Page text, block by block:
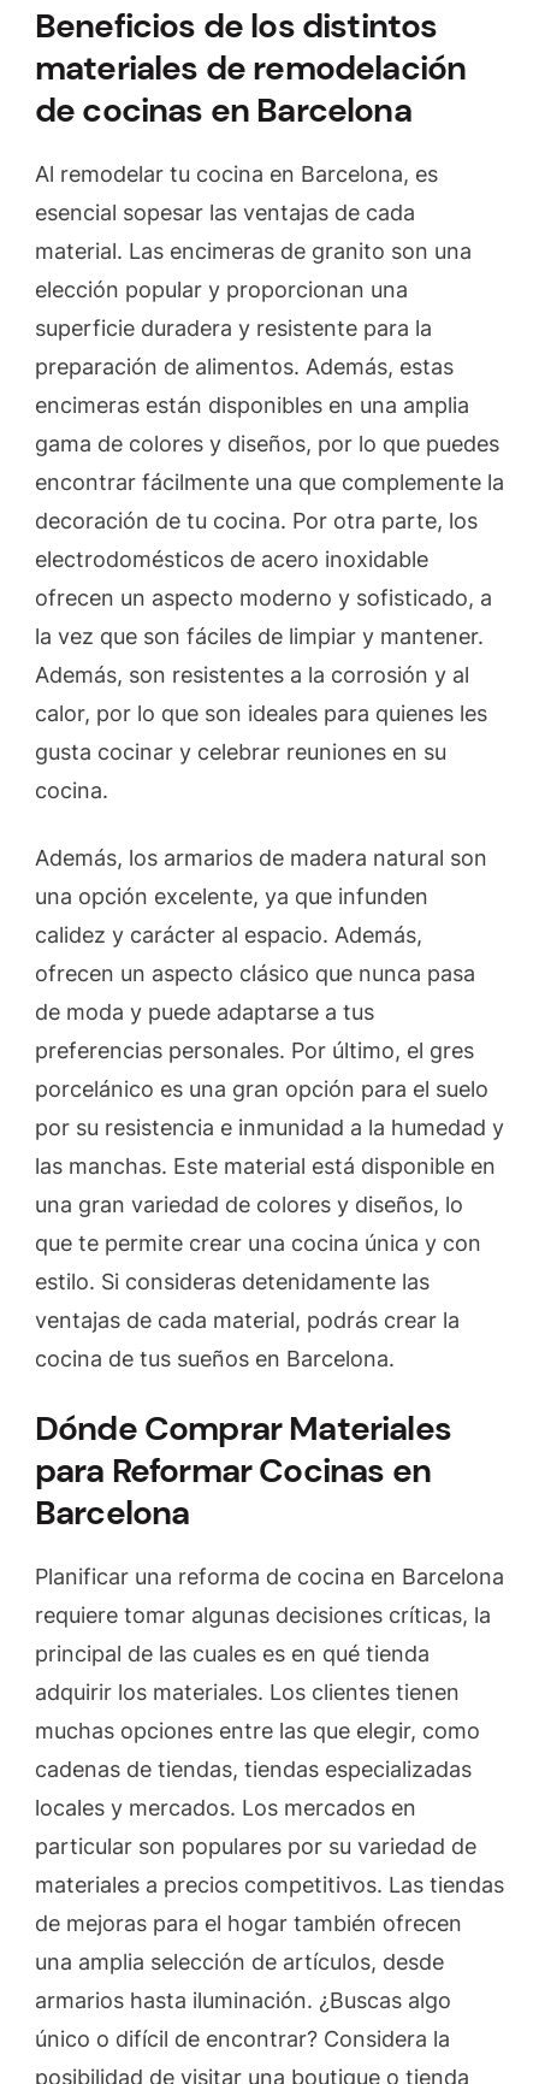
Beneficios de los distintos
materiales de remodelación
de cocinas en Barcelona
Al remodelar tu cocina en Barcelona, es
esencial sopesar las ventajas de cada
material. Las encimeras de granito son una
elección popular y proporcionan una
superficie duradera y resistente para la
preparación de alimentos. Además, estas
encimeras están disponibles en una amplia
gama de colores y diseños, por lo que puedes
encontrar fácilmente una que complemente la
decoración de tu cocina. Por otra parte, los
electrodomésticos de acero inoxidable
ofrecen un aspecto moderno y sofisticado, a
la vez que son fáciles de limpiar y mantener.
Además, son resistentes a la corrosión y al
calor, por lo que son ideales para quienes les
gusta cocinar y celebrar reuniones en su
cocina.
Además, los armarios de madera natural son
una opción excelente, ya que infunden
calidez y carácter al espacio. Además,
ofrecen un aspecto clásico que nunca pasa
de moda y puede adaptarse a tus
preferencias personales. Por último, el gres
porcelánico es una gran opción para el suelo
por su resistencia e inmunidad a la humedad y
las manchas. Este material está disponible en
una gran variedad de colores y diseños, lo
que te permite crear una cocina única y con
estilo. Si consideras detenidamente las
ventajas de cada material, podrás crear la
cocina de tus sueños en Barcelona.
Dónde Comprar Materiales
para Reformar Cocinas en
Barcelona
Planificar una reforma de cocina en Barcelona
requiere tomar algunas decisiones críticas, la
principal de las cuales es en qué tienda
adquirir los materiales. Los clientes tienen
muchas opciones entre las que elegir, como
cadenas de tiendas, tiendas especializadas
locales y mercados. Los mercados en
particular son populares por su variedad de
materiales a precios competitivos. Las tiendas
de mejoras para el hogar también ofrecen
una amplia selección de artículos, desde
armarios hasta iluminación. ¿Buscas algo
único o difícil de encontrar? Considera la
posibilidad de visitar una boutique o tienda